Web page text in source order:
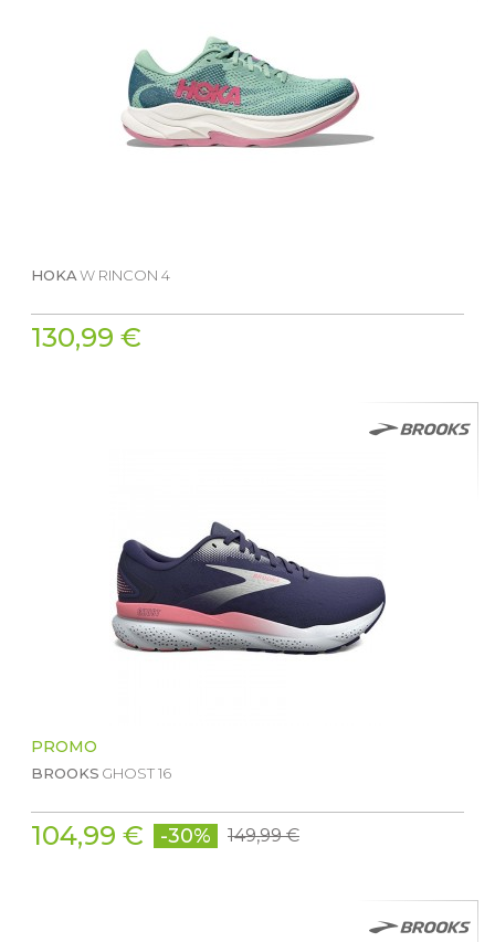
HOKAW RINCON 4
130,99 €
PROMO
BROOKS GHOST 16
104,99 € -30% 149,99 €